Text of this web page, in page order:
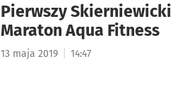
Pierwszy Skierniewicki
Maraton Aqua Fitness
13 maja 2019 14:47